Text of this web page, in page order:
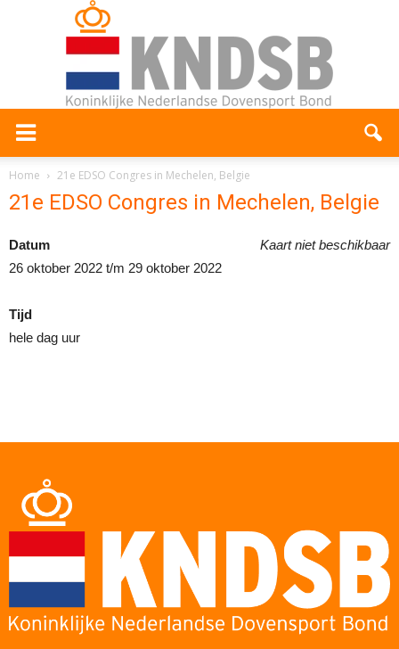
Home 21e EDSO Congres in Mechelen, Belgie
21e EDSO Congres in Mechelen, Belgie
Kaart niet beschikbaar
Datum
26 oktober 2022 t/m 29 oktober 2022
Tijd
hele dag uur